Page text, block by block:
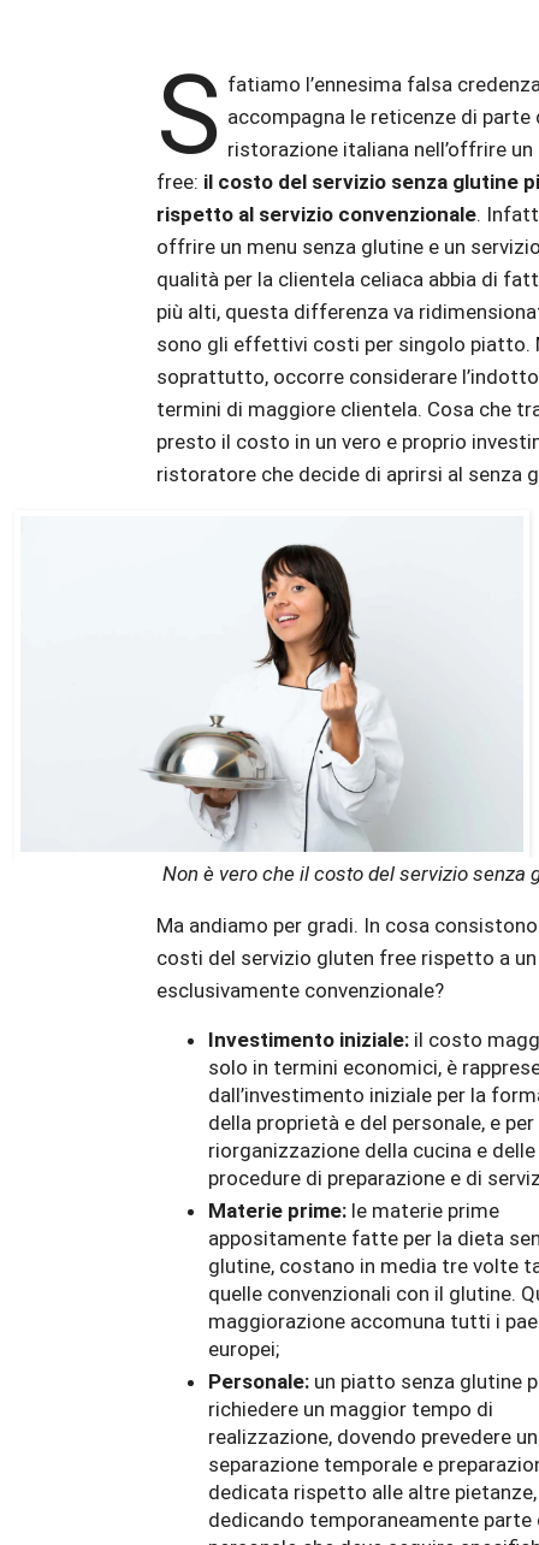
S fatiamo l’ennesima falsa
accompagna le reticenze di parte
ristorazione italiana nell’offrire
free: il costo del servizio senza glutine
rispetto al servizio convenzionale.
offrire un menu senza glutine e un
qualità per la clientela celiaca abbia di
più alti, questa differenza va
sono gli effettivi costi per singolo piatto.
soprattutto, occorre considerare
termini di maggiore clientela. Cosa che
presto il costo in un vero e proprio
ristoratore che decide di aprirsi al senza
Non è vero che il costo del servizio
Ma andiamo per gradi. In cosa
costi del servizio gluten free rispetto a
esclusivamente convenzionale?
Investimento iniziale:il costo
solo in termini economici, è
dall’investimento iniziale per la
della proprietà e del personale, e per
riorganizzazione della cucina e delle
procedure di preparazione e di
Materie prime:le materie prime
appositamente fatte per la dieta
glutine, costano in media tre volte
quelle convenzionali con il glutine.
maggiorazione accomuna tutti i
europei;
Personale:un piatto senza glutine
richiedere un maggior tempo di
realizzazione, dovendo prevedere
separazione temporale e
dedicata rispetto alle altre pietanze,
dedicando temporaneamente parte